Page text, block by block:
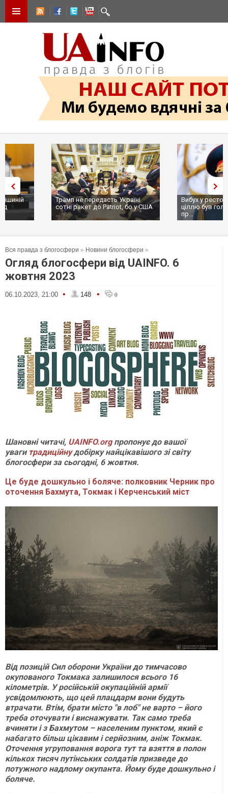
Трамп не передасть Україні
сотні ракет до Patriot, бо у США
Вибух у ресторані в Москві:
ціллю був головком ВКС
пр...
Вся правда з блогосфери » Новини блогосфери »
Огляд блогосфери від UAINFO. 6
жовтня 2023
06.10.2023, 21:00 • 148 • 0
Шановні читачі, UAINFO.orgпропонує до вашої
уваги традиційнудобірку найцікавішого зі світу
блогосфери за сьогодні, 6 жовтня.
Це буде дошкульно і боляче: полковник Черник про
оточення Бахмута, Токмак і Керченський міст
Від позицій Сил оборони України до тимчасово
окупованого Токмака залишилося всього 16
кілометрів. У російській окупаційній армії
усвідомлюють, що цей плацдарм вони будуть
втрачати. Втім, брати місто "в лоб" не варто – його
треба оточувати і виснажувати. Так само треба
вчиняти і з Бахмутом – населеним пунктом, який є
набагато більш цікавим і серйозним, аніж Токмак.
Оточення угруповання ворога тут та взяття в полон
кількох тисяч путінських солдатів призведе до
потужного надлому окупанта. Йому буде дошкульно і
боляче.